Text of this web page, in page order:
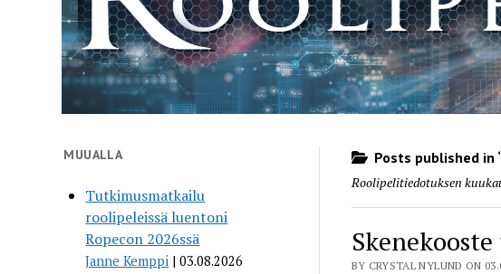
MUUALLA
Tutkimusmatkailu
roolipeleissä luentoni
Ropecon 2026ssä
Janne Kemppi 03.08.2026
Posts published in
Roolipelitiedotuksen
BY CRYSTAL NYLUND ON